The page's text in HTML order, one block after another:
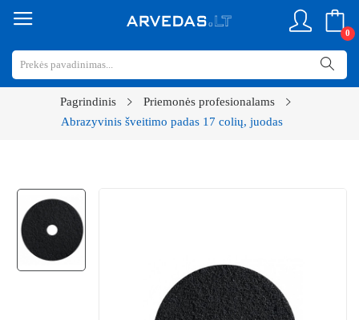
0
Pagrindinis
Priemonės profesionalams
Abrazyvinis šveitimo padas 17 colių, juodas